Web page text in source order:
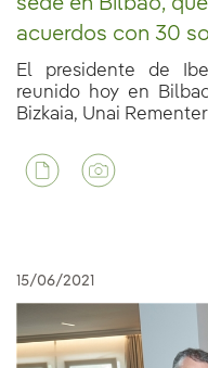
acuerdos con 30
El presidente de
reunido hoy en
Bizkaia, Unai
15/06/2021